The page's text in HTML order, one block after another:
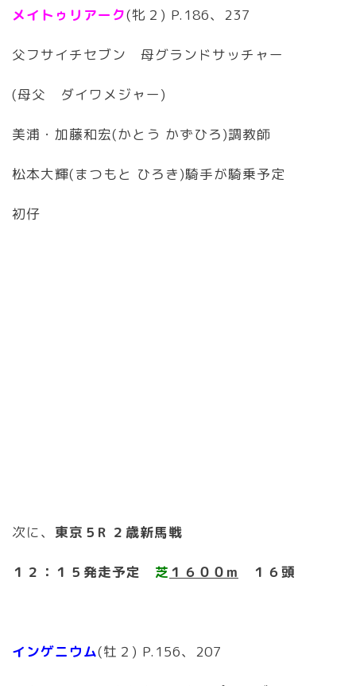
メイトゥリアーク(牝２) P.186、237
父フサイチセブン 母グランドサッチャー
(母父 ダイワメジャー)
美浦・加藤和宏(かとう かずひろ)調教師
松本大輝(まつもと ひろき)騎手が騎乗予定
初仔
次に、 東京５R ２歳新馬戦
１２：１５発走予定 芝 １６００m １６頭
インゲニウム(牡２) P.156、207